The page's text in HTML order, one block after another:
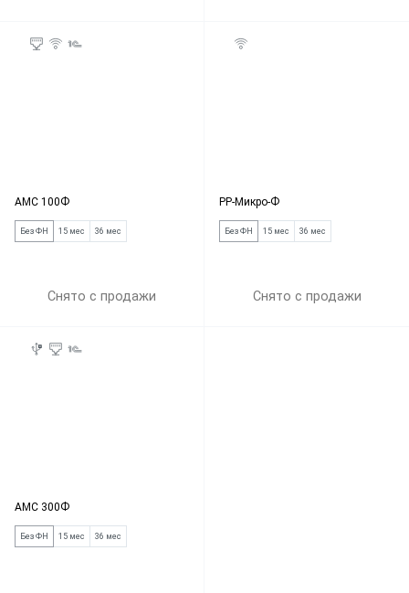
АМС 100Ф
Без ФН 15 мес 36 мес
Снято с продажи
РР-Микро-Ф
Без ФН 15 мес 36 мес
Снято с продажи
АМС 300Ф
Без ФН 15 мес 36 мес